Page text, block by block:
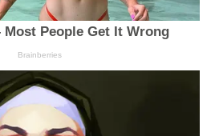
People Get It Wrong
Brainberries